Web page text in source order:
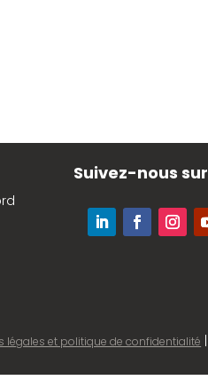
Suivez-nous sur
légales et politique de confidentialité